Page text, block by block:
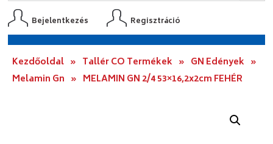
Bejelentkezés Regisztráció
Kezdőoldal » Tallér CO Termékek » GN Edények »
Melamin Gn » MELAMIN GN 2/4 53×16,2x2cm FEHÉR